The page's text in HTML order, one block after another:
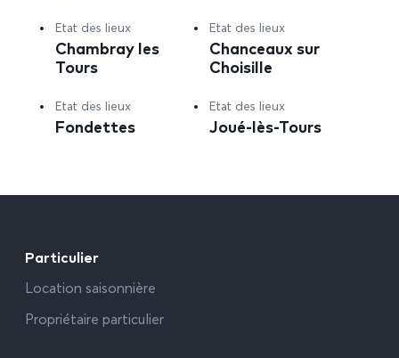
Etat des lieux
Chambray les
Tours
Etat des lieux
Chanceaux sur
Choisille
Etat des lieux
Fondettes
Etat des lieux
Joué-lès-Tours
Particulier
Location saisonnière
Propriétaire particulier